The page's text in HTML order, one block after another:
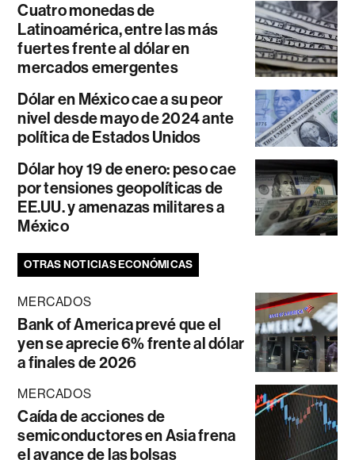
Cuatro monedas de
Latinoamérica, entre las más
fuertes frente al dólar en
mercados emergentes
Dólar en México cae a su peor
nivel desde mayo de 2024 ante
política de Estados Unidos
Dólar hoy 19 de enero: peso cae
por tensiones geopolíticas de
EE.UU. y amenazas militares a
México
OTRAS NOTICIAS ECONÓMICAS
MERCADOS
Bank of America prevé que el
yen se aprecie 6% frente al dólar
a finales de 2026
MERCADOS
Caída de acciones de
semiconductores en Asia frena
el avance de las bolsas